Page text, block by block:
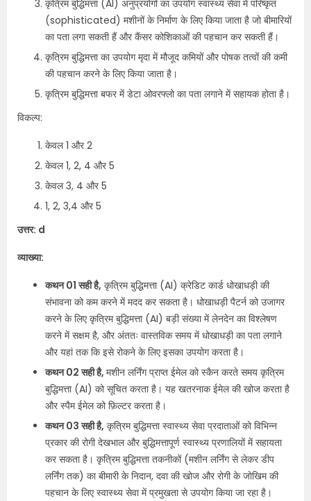
कृत्रिम बुद्धिमत्ता (AI) अनुप्रयोगों का उपयोग स्वास्थ्य सेवा में परिष्कृत
(sophisticated) मशीनों के निर्माण के लिए किया जाता है जो बीमारियों
का पता लगा सकती हैं और कैंसर कोशिकाओं की पहचान कर सकती हैं।
कृत्रिम बुद्धिमत्ता का उपयोग मृदा में मौजूद कमियों और पोषक तत्वों की कमी
की पहचान करने के लिए किया जाता है।
कृत्रिम बुद्धिमत्ता बफर में डेटा ओवरफ्लो का पता लगाने में सहायक होता है।
विकल्प:
केवल 1 और 2
केवल 1, 2, 4 और 5
केवल 3, 4 और 5
1, 2, 3,4 और 5
उत्तर: d
व्याख्या:
कथन 01 सही है, कृत्रिम बुद्धिमत्ता (AI) क्रेडिट कार्ड धोखाधड़ी की
संभावना को कम करने में मदद कर सकता है। धोखाधड़ी पैटर्न को उजागर
करने के लिए कृत्रिम बुद्धिमत्ता (AI) बड़ी संख्या में लेनदेन का विश्लेषण
करने में सक्षम है, और अंततः वास्तविक समय में धोखाधड़ी का पता लगाने
और यहां तक कि इसे रोकने के लिए इसका उपयोग करता है।
कथन 02 सही है, मशीन लर्निंग प्राप्त ईमेल को स्कैन करते समय कृत्रिम
बुद्धिमत्ता (AI) को सूचित करता है। यह खतरनाक ईमेल की खोज करता है
और स्पैम ईमेल को फ़िल्टर करता है।
कथन 03 सही है, कृत्रिम बुद्धिमत्ता स्वास्थ्य सेवा प्रदाताओं को विभिन्न
प्रकार की रोगी देखभाल और बुद्धिमत्तापूर्ण स्वास्थ्य प्रणालियों में सहायता
कर सकता है। कृत्रिम बुद्धिमत्ता तकनीकों (मशीन लर्निंग से लेकर डीप
लर्निंग तक) का बीमारी के निदान, दवा की खोज और रोगी के जोखिम की
पहचान के लिए स्वास्थ्य सेवा में प्रमुखता से उपयोग किया जा रहा है।